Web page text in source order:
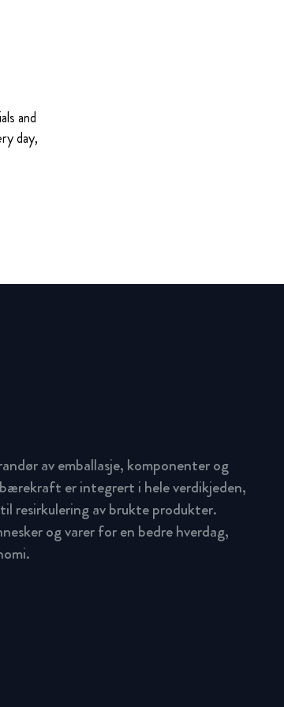
and
day,
av emballasje, komponenter og
er integrert i hele verdikjeden,
resirkulering av brukte produkter.
og varer for en bedre hverdag,